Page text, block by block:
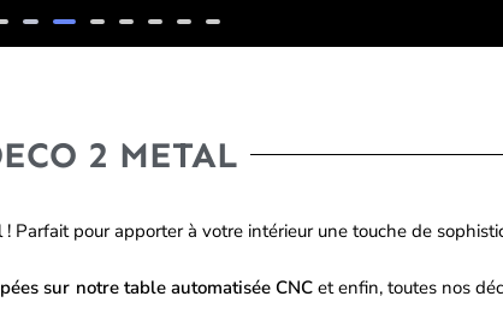
2 METAL
pour apporter à votre intérieur une touche de
sur notre table automatisée CNCet enfin, toutes nos